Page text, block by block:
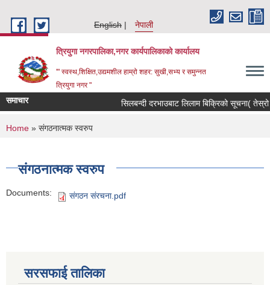
English
नेपाली
त्रियुगा नगरपालिका,नगर कार्यपालिकाको कार्यालय
'" स्वस्थ,शिक्षित,उद्यमशील हाम्रो शहर: सुखी,सभ्य र समुन्नत
त्रियुगा नगर "
समाचार सिलबन्दी दरभाउबाट लिलाम बिक्रिको सूचना( तेस्रो
You are here
Home » संगठनात्मक स्वरुप
संगठनात्मक स्वरुप
Documents: संगठन संरचना.pdf
सरसफाई तालिका